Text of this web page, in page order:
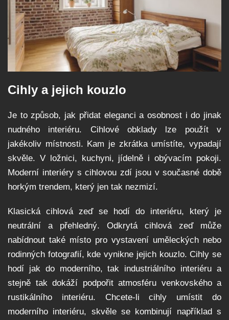
Cihly a jejich kouzlo
Je to způsob, jak přidat eleganci a osobnost i do jinak
nudného interiéru. Cihlové obklady lze použít v
jakékoliv místnosti. Kam je zkrátka umístíte, vypadají
skvěle. V ložnici, kuchyni, jídelně i obývacím pokoji.
Moderní interiéry s cihlovou zdí jsou v současné době
horkým trendem, který jen tak nezmizí.
Klasická cihlová zeď se hodí do interiéru, který je
neutrální a přehledný. Odkrytá cihlová zeď může
nabídnout také místo pro vystavení uměleckých nebo
rodinných fotografií, kde vynikne jejich kouzlo. Cihly se
hodí jak do moderního, tak industriálního interiéru a
stejně tak dokáží podpořit atmosféru venkovského a
rustikálního interiéru. Chcete-li cihly umístit do
moderního interiéru, skvěle se kombinují například s